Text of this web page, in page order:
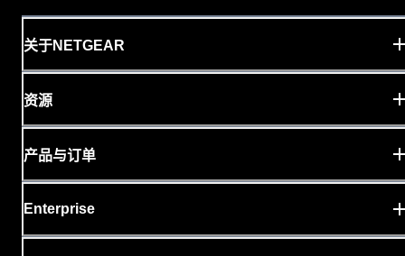
关于NETGEAR
资源
产品与订单
Enterprise